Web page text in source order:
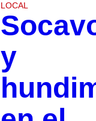
LOCAL
y